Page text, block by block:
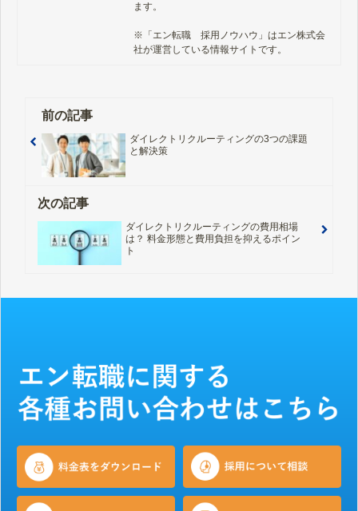
ます。
※「エン転職　採用ノウハウ」はエン株式会
社が運営している情報サイトです。
前の記事
ダイレクトリクルーティングの3つの課題
と解決策
次の記事
ダイレクトリクルーティングの費用相場
は？ 料金形態と費用負担を抑えるポイン
ト